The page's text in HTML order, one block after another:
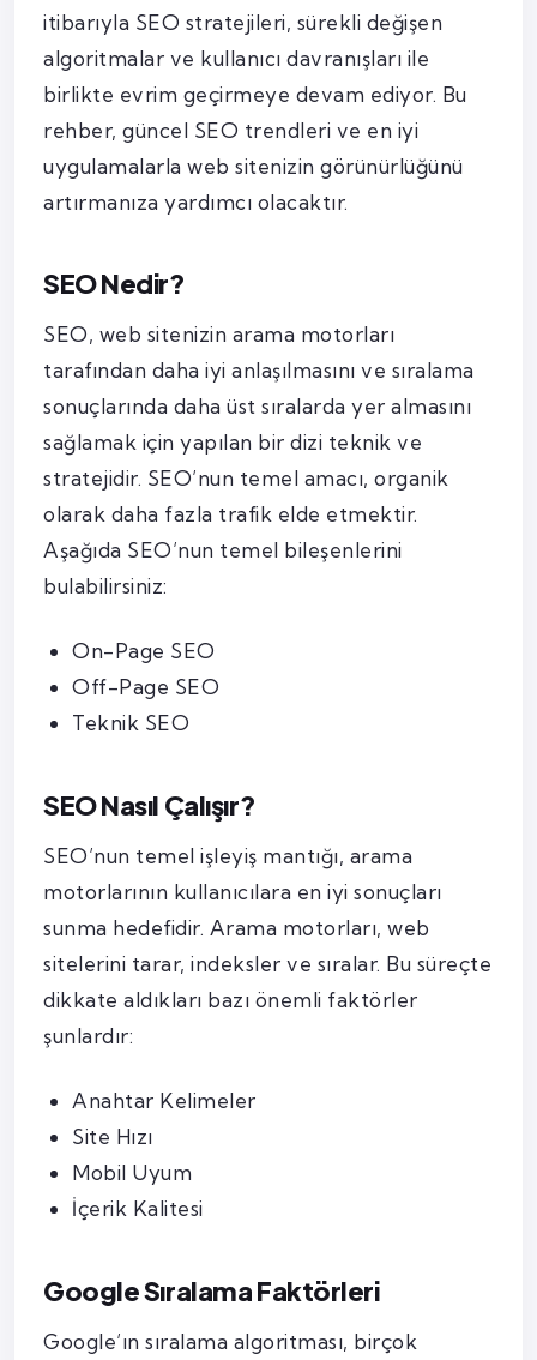
itibarıyla SEO stratejileri, sürekli değişen
algoritmalar ve kullanıcı davranışları ile
birlikte evrim geçirmeye devam ediyor. Bu
rehber, güncel SEO trendleri ve en iyi
uygulamalarla web sitenizin görünürlüğünü
artırmanıza yardımcı olacaktır.
SEO Nedir?
SEO, web sitenizin arama motorları
tarafından daha iyi anlaşılmasını ve sıralama
sonuçlarında daha üst sıralarda yer almasını
sağlamak için yapılan bir dizi teknik ve
stratejidir. SEO’nun temel amacı, organik
olarak daha fazla trafik elde etmektir.
Aşağıda SEO’nun temel bileşenlerini
bulabilirsiniz:
On-Page SEO
Off-Page SEO
Teknik SEO
SEO Nasıl Çalışır?
SEO’nun temel işleyiş mantığı, arama
motorlarının kullanıcılara en iyi sonuçları
sunma hedefidir. Arama motorları, web
sitelerini tarar, indeksler ve sıralar. Bu süreçte
dikkate aldıkları bazı önemli faktörler
şunlardır:
Anahtar Kelimeler
Site Hızı
Mobil Uyum
İçerik Kalitesi
Google Sıralama Faktörleri
Google’ın sıralama algoritması, birçok